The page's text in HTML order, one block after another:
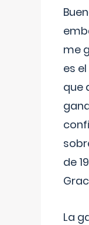
me
es
que
de
La